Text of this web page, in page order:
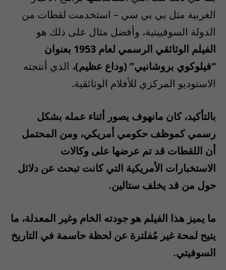
الغربية مثل بي بي سي – استخدمت لقطات من
الدولة السوفييتية، وأفضل مثال على ذلك هو
الفيلم الوثائقي الرسمي لعام 1953 بعنوان
“فيلوكوي بروشانيي” (وداع عظيم)، الذي أنتجته
الاستوديو المركزي للأفلام الوثائقية.
بالتأكيد، كان مانهوف يصور أثناء عمله بشكل
رسمي كموظف حكومي أمريكي، ومن المحتمل
أن اللقطات قد تم عرضها على وكالات
الاستخبارات الأمريكية التي كانت تبحث عن دلائل
حول من قد يخلف ستالين.
ما يميز هذا الفيلم هو جودته الخام وغير المعدلة، ما
يتيح لمحة غير مُفلترة عن لحظة حاسمة في التاريخ
السوفيتي.